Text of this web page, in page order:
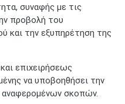
συναφής με τις
προβολή του
και την εξυπηρέτηση της
επιχειρήσεως
να υποβοηθήσει την
σκοπών.